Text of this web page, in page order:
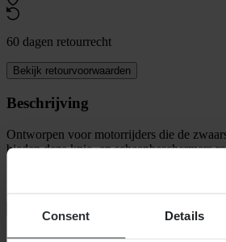
Consent Details
60 dagen retourrecht
Bekijk retourvoorwaarden
Beschrijving
Ontworpen voor motorrijders die de
bieden deze knie- en scheenbeschermers
impactbescherming met geavanceerde
Ze blijven stevig op hun plaats en